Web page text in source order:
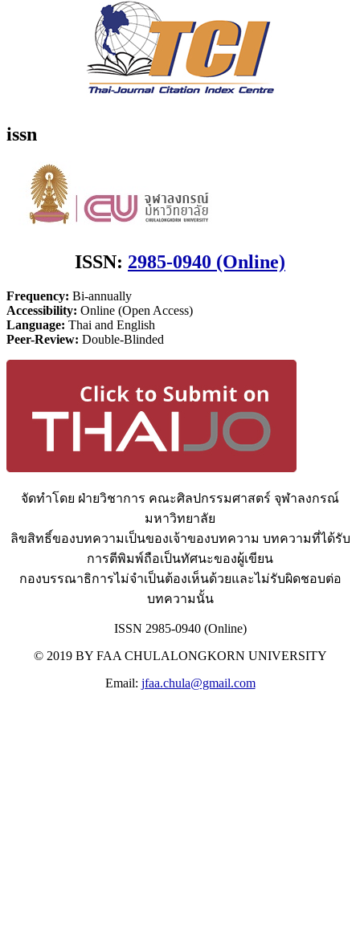
issn
ISSN: 2985-0940 (Online)
Frequency: Bi-annually
Accessibility: Online (Open Access)
Language: Thai and English
Peer-Review: Double-Blinded
จัดทำโดย ฝ่ายวิชาการ คณะศิลปกรรมศาสตร์ จุฬาลงกรณ์
มหาวิทยาลัย
ลิขสิทธิ์ของบทความเป็นของเจ้าของบทความ บทความที่ได้รับ
การตีพิมพ์ถือเป็นทัศนะของผู้เขียน
กองบรรณาธิการไม่จำเป็นต้องเห็นด้วยและไม่รับผิดชอบต่อ
บทความนั้น
ISSN 2985-0940 (Online)
© 2019 BY FAA CHULALONGKORN UNIVERSITY
Email: jfaa.chula@gmail.com